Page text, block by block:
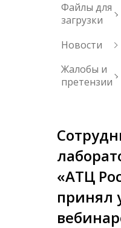
Файлы для
загрузки
Новости
Жалобы и
претензии
«АТЦ
принял